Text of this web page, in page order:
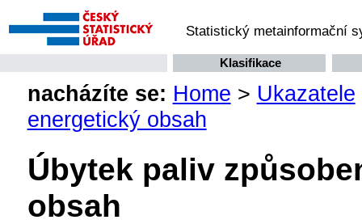
Statistický metainformační
Klasifikace
nacházíte se: Home > Ukazatele
energetický obsah
Úbytek paliv
obsah